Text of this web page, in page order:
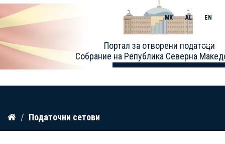
Прескокнете
содржина
Портал за отворени податоци
Собрание на Република Северна
MK AL EN
Toggle
Податочни сетови